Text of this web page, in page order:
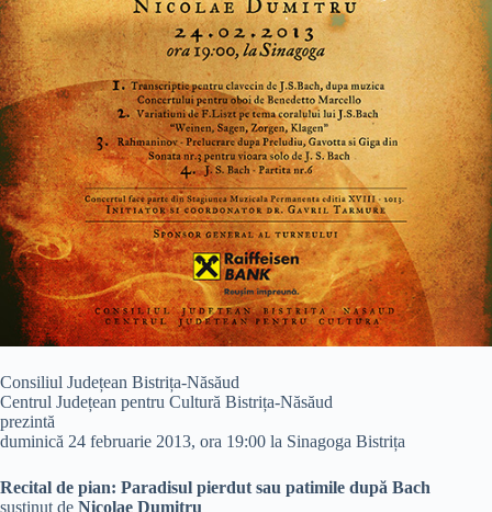
Consiliul Județean Bistrița-Năsăud
Centrul Județean pentru Cultură Bistrița-Năsăud
prezintă
duminică 24 februarie 2013, ora 19:00 la Sinagoga Bistrița
Recital de pian: Paradisul pierdut sau patimile după Bach
susținut de Nicolae Dumitru